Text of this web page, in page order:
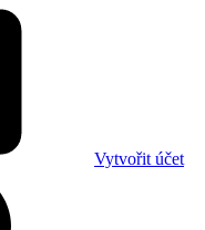
Vytvořit účet